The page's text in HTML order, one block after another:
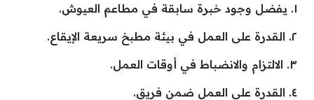
١. يفضل وجود خبرة سابقة في مطاعم العيوش.
٢. القدرة على العمل في بيئة مطبخ سريعة الإيقاع.
٣. الالتزام والانضباط في أوقات العمل.
٤. القدرة على العمل ضمن فريق.